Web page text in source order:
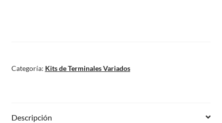
Categoría: Kits de Terminales Variados
Descripción